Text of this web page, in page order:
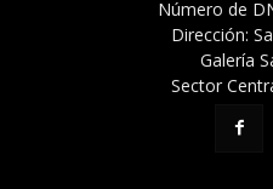
Número de
Dirección:
Galería
Sector